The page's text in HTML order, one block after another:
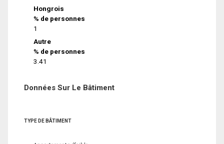
Hongrois
% de personnes
1
Autre
% de personnes
3.41
Données Sur Le Bâtiment
TYPE DE BÂTIMENT